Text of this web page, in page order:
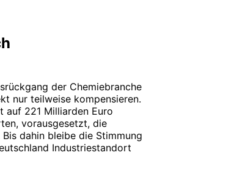
der Chemiebranche
nur teilweise kompensieren.
auf 221 Milliarden Euro
vorausgesetzt, die
dahin bleibe die Stimmung
Industriestandort